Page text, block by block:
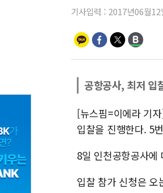
기사입력 : 2017년06월12
공항공사, 최저 입
[뉴스핌=이에라 기
입찰을 진행한다. 5
8일 인천공항공사
입찰 참가 신청은 오